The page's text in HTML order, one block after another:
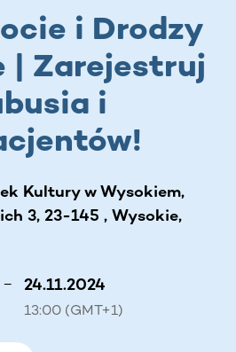
i Drodzy
| Zarejestruj
i
Kultury w Wysokiem,
3, 23-145 , Wysokie,
– 24.11.2024
13:00 (GMT+1)